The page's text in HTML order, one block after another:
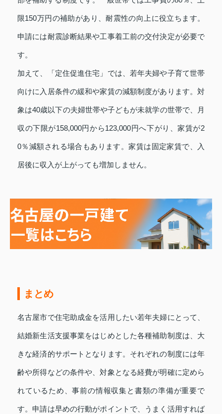
限150万円の補助があり、耐震性の向上に役立ちます。
申請には耐震診断結果や工事着工前の交付決定が必要で
す。
加えて、「定住促進住宅」では、若年夫婦や子育て世帯
向けに入居条件の緩和や家賃の減額制度があります。対
象は40歳以下の夫婦世帯や子どもが未就学の世帯で、月
収の下限が158,000円から123,000円へ下がり、家賃が2
0％減額される場合もあります。家賃は固定家賃で、入
居後に収入が上がっても増加しません。
まとめ
名古屋市で住宅助成金を活用したい若年夫婦にとって、
結婚新生活支援事業をはじめとした各種補助制度は、大
きな経済的サポートとなります。それぞれの制度には年
齢や所得などの条件や、対象となる経費が明確に定めら
れているため、事前の情報収集と書類の準備が重要で
す。申請は早めの行動がポイントで、うまく活用すれば